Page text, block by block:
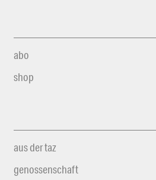
abo
shop
aus der taz
genossenschaft